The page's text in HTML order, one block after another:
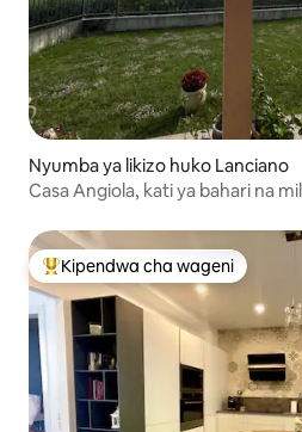
Nyumba ya likizo huko Lanciano
Casa Angiola, kati ya bahari na
Kipendwa maarufu cha wageni
Kipendwa cha wageni